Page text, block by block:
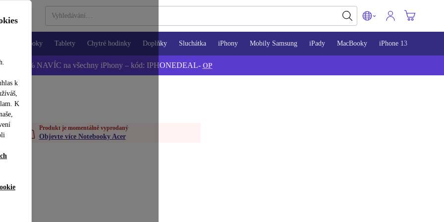
k
K
Notebooky Tablety Chytré hodinky Doplňky Sluchátka iPhony Mobily Samsung iPady MacBooky iPhone 13
📱 -5 % NAVÍC na všechny iPhony – kód: IPHONEDEAL- OP
Produkt je momentálně vyprodaný
Objevte více Notebooky Acer